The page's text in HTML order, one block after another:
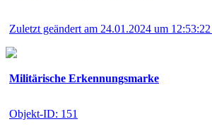
Zuletzt geändert am 24.01.2024 um
Militärische Erkennungsmarke
Objekt-ID: 151